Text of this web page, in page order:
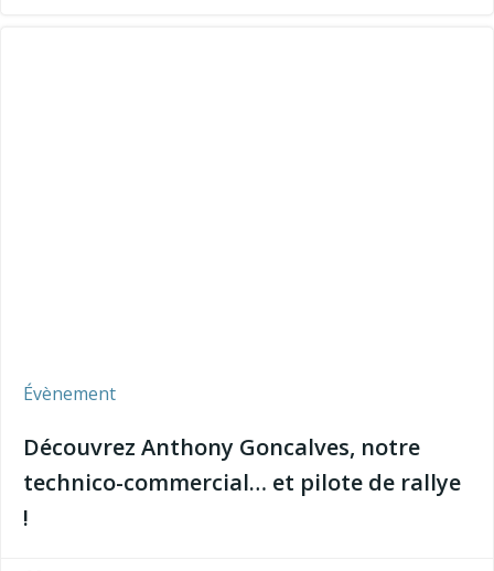
Évènement
Découvrez Anthony Goncalves, notre
technico-commercial… et pilote de rallye
!